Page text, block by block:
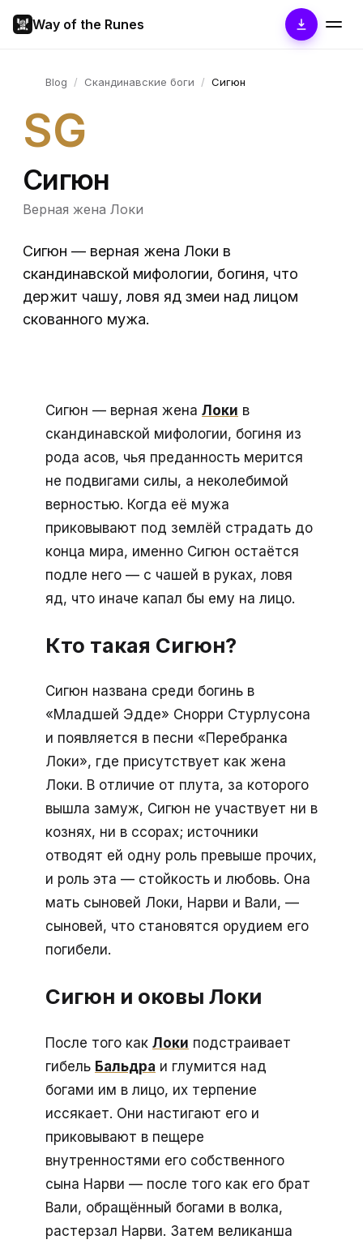
Way of the Runes
Blog / Скандинавские боги / Сигюн
SG
Сигюн
Верная жена Локи
Сигюн — верная жена Локи в
скандинавской мифологии, богиня, что
держит чашу, ловя яд змеи над лицом
скованного мужа.
Сигюн — верная жена Локи в
скандинавской мифологии, богиня из
рода асов, чья преданность мерится
не подвигами силы, а неколебимой
верностью. Когда её мужа
приковывают под землёй страдать до
конца мира, именно Сигюн остаётся
подле него — с чашей в руках, ловя
яд, что иначе капал бы ему на лицо.
Кто такая Сигюн?
Сигюн названа среди богинь в
«Младшей Эдде» Снорри Стурлусона
и появляется в песни «Перебранка
Локи», где присутствует как жена
Локи. В отличие от плута, за которого
вышла замуж, Сигюн не участвует ни в
кознях, ни в ссорах; источники
отводят ей одну роль превыше прочих,
и роль эта — стойкость и любовь. Она
мать сыновей Локи, Нарви и Вали, —
сыновей, что становятся орудием его
погибели.
Сигюн и оковы Локи
После того как Локи подстраивает
гибель Бальдра и глумится над
богами им в лицо, их терпение
иссякает. Они настигают его и
приковывают в пещере
внутренностями его собственного
сына Нарви — после того как его брат
Вали, обращённый богами в волка,
растерзал Нарви. Затем великанша